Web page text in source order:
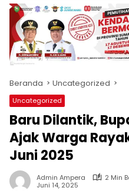
produk
antara
lain
mampu
menjadi
komunikasi
usaha
(beriklan),
fokus
pada
pemberitaan
nasional
maupun
international,
Beranda Uncategorized
Uncategorized
Baru Dilantik,
Ajak Warga
Juni 2025
Admin Ampera
2 Min
Juni 14, 2025